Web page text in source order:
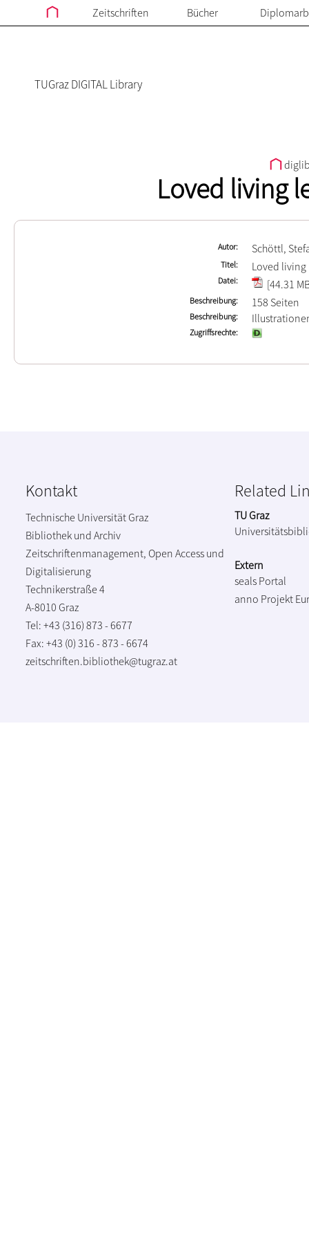
Zeitschriften Bücher
TUGraz DIGITAL Library
Loved living
Autor Schöttl,
Titel Loved living
Datei [44.31
Beschreibung 158 Seiten
Beschreibung
Zugriffsrechte
Kontakt
Technische Universität Graz
Bibliothek und Archiv
Zeitschriftenmanagement, Open Access und
Digitalisierung
Technikerstraße 4
A-8010 Graz
Tel: +43 (316) 873 - 6677
Fax: +43 (0) 316 - 873 - 6674
zeitschriften.bibliothek@tugraz.at
Related
TU Graz
Extern
seals Portal
anno Projekt